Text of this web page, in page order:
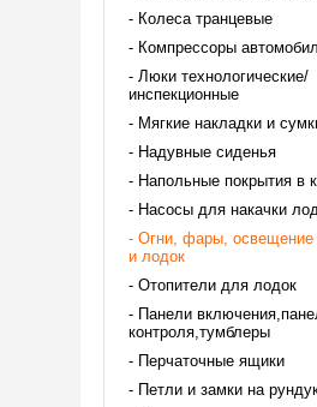
Колеса транцевые
Компрессоры
Люки технологические/
инспекционные
Мягкие накладки и
Надувные сиденья
Напольные покрытия в
Насосы для накачки
Огни, фары, освещение
и лодок
Отопители для лодок
Панели
контроля,тумблеры
Перчаточные ящики
Петли и замки на